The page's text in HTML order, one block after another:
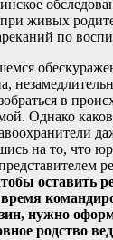
живых
по
в
Однако
на то, что
оставить
нужно
родство